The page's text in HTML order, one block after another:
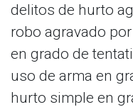
delitos de hurto
robo agravado
en grado de
uso de arma en
hurto simple en